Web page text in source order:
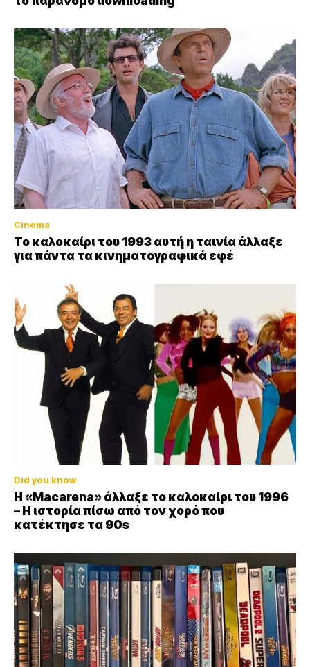
Cinema
Το καλοκαίρι του 1993 αυτή η ταινία άλλαξε
για πάντα τα κινηματογραφικά εφέ
Did you know
Η «Macarena» άλλαξε το καλοκαίρι του 1996
– Η ιστορία πίσω από τον χορό που
κατέκτησε τα 90s